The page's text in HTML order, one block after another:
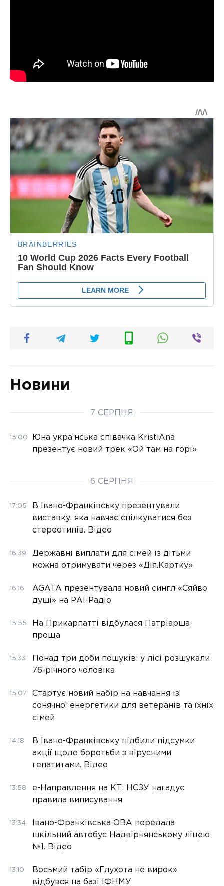
Новини
7 СЕРПНЯ
15:00
Юна українська співачка KristiAna
презентує новий трек «Ой там на горі»
6 СЕРПНЯ
17:05
В Івано-Франківську презентували
виставку, яка навчає спілкуватися без
стереотипів. Відео
16:39
Державні виплати для сімей із дітьми
можна отримувати через «Дія.Картку»
16:16
AGATA презентувала новий сингл «Сяйво
душі» на РАІ-Радіо
15:55
На Прикарпатті відбулася Патріарша
проща
15:33
Понад три доби пошуків: у лісі розшукали
76-річного чоловіка
15:07
Стартує новий набір на навчання із
сонячної енергетики для ветеранів та їхніх
сімей
14:18
В Івано-Франківську підбили підсумки
акції щодо боротьби з вірусними
гепатитами. Відео
13:58
е-Направлення на КТ: НСЗУ нагадує
правила виписування
13:34
Івано-Франківська ОВА передала
шкільний автобус Надвірнянському ліцею
№1. Відео
13:10
Восьмий табір «Глухота не вирок»
відбувся на базі ІФНМУ